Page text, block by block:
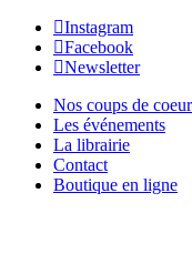
Menu
Instagram
Facebook
Newsletter
Menu
Nos coups de coeur
Les événements
La librairie
Contact
Boutique en ligne